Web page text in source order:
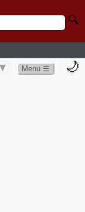
🔍
▼ Menu ☰ 🌙